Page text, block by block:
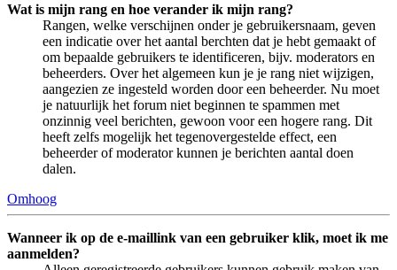
Wat is mijn rang en hoe verander ik mijn rang?
Rangen, welke verschijnen onder je gebruikersnaam, geven
een indicatie over het aantal berchten dat je hebt gemaakt of
om bepaalde gebruikers te identificeren, bijv. moderators en
beheerders. Over het algemeen kun je je rang niet wijzigen,
aangezien ze ingesteld worden door een beheerder. Nu moet
je natuurlijk het forum niet beginnen te spammen met
onzinnig veel berichten, gewoon voor een hogere rang. Dit
heeft zelfs mogelijk het tegenovergestelde effect, een
beheerder of moderator kunnen je berichten aantal doen
dalen.
Omhoog
Wanneer ik op de e-maillink van een gebruiker klik, moet ik me
aanmelden?